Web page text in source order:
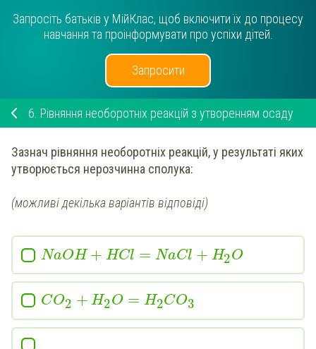
Запросіть батьків у МійКлас, щоб включити їх до процесу
навчання та проінформувати про успіхи дітей.
Запросити
6. Рівняння необоротніх реакцій з утворенням осаду
Зазнач рівняння необоротніх реакцій, у результаті яких
утворюється нерозчинна сполука:
(можливі декілька варіантів відповіді)
NaOH + HCl = NaCl + H2O
CO2 + H2O = H2CO3